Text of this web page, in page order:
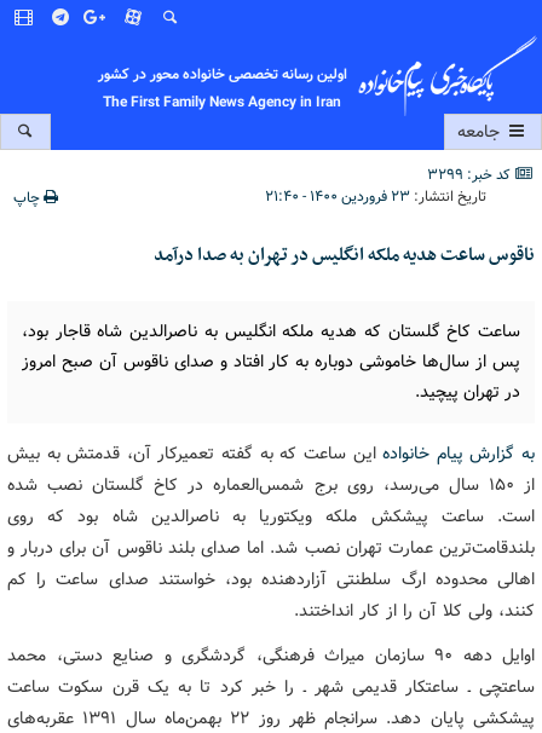
اولین رسانه تخصصی خانواده محور در کشور
The First Family News Agency in Iran
جامعه
کد خبر: 3299
تاریخ انتشار: ۲۳ فروردین ۱۴۰۰ - ۲۱:۴۰ چاپ
ناقوس ساعت هدیه ملکه انگلیس در تهران به صدا درآمد
ساعت کاخ گلستان که هدیه ملکه انگلیس به ناصرالدین شاه قاجار بود،
پس از سال‌ها خاموشی دوباره به کار افتاد و صدای ناقوس آن صبح امروز
در تهران پیچید.
به گزارش پیام خانوادهاین ساعت که به گفته تعمیرکار آن، قدمتش به بیش
از ۱۵۰ سال می‌رسد، روی برج شمس‌العماره در کاخ گلستان نصب شده
است. ساعت پیشکش ملکه ویکتوریا به ناصرالدین شاه بود که روی
بلندقامت‌ترین عمارت تهران نصب شد. اما صدای بلند ناقوس آن برای دربار و
اهالی محدوده ارگ سلطنتی آزاردهنده بود، خواستند صدای ساعت را کم
کنند، ولی کلا آن را از کار انداختند.
اوایل دهه ۹۰ سازمان میراث فرهنگی، گردشگری و صنایع دستی، محمد
ساعتچی ـ ساعتکار قدیمی شهر ـ را خبر کرد تا به یک قرن سکوت ساعت
پیشکشی پایان دهد. سرانجام ظهر روز ۲۲ بهمن‌ماه سال ۱۳۹۱ عقربه‌های